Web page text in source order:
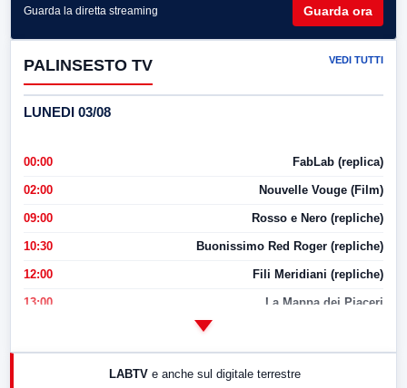
Guarda la diretta streaming Guarda ora
PALINSESTO TV VEDI TUTTI
LUNEDI 03/08
00:00 FabLab (replica)
02:00 Nouvelle Vouge (Film)
09:00 Rosso e Nero (repliche)
10:30 Buonissimo Red Roger (repliche)
12:00 Fili Meridiani (repliche)
13:00 La Mappa dei Piaceri
LABTV e anche sul digitale terrestre